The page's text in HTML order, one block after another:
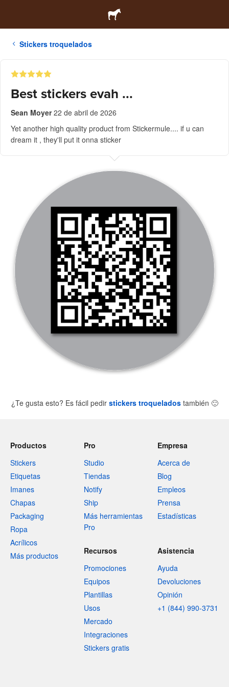
Stickers troquelados
Best stickers evah ...
Sean Moyer 22 de abril de 2026
Yet another high quality product from Stickermule.... if u can
dream it , they'll put it onna sticker
¿Te gusta esto? Es fácil pedir stickers troqueladostambién 🙂
Productos
Stickers
Etiquetas
Imanes
Chapas
Packaging
Ropa
Acrílicos
Más productos
Pro
Studio
Tiendas
Notify
Ship
Más herramientas
Pro
Empresa
Acerca de
Blog
Empleos
Prensa
Estadísticas
Recursos
Promociones
Equipos
Plantillas
Usos
Mercado
Integraciones
Stickers gratis
Asistencia
Ayuda
Devoluciones
Opinión
+1 (844) 990-3731